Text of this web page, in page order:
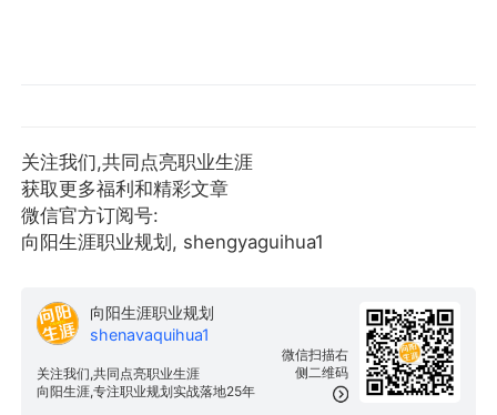
关注我们,共同点亮职业生涯
获取更多福利和精彩文章
微信官方订阅号:
向阳生涯职业规划, shengyaguihua1
微信扫描右
侧二维码
向阳生涯职业规划
shenavaquihua1
关注我们,共同点亮职业生涯
向阳生涯,专注职业规划实战落地25年